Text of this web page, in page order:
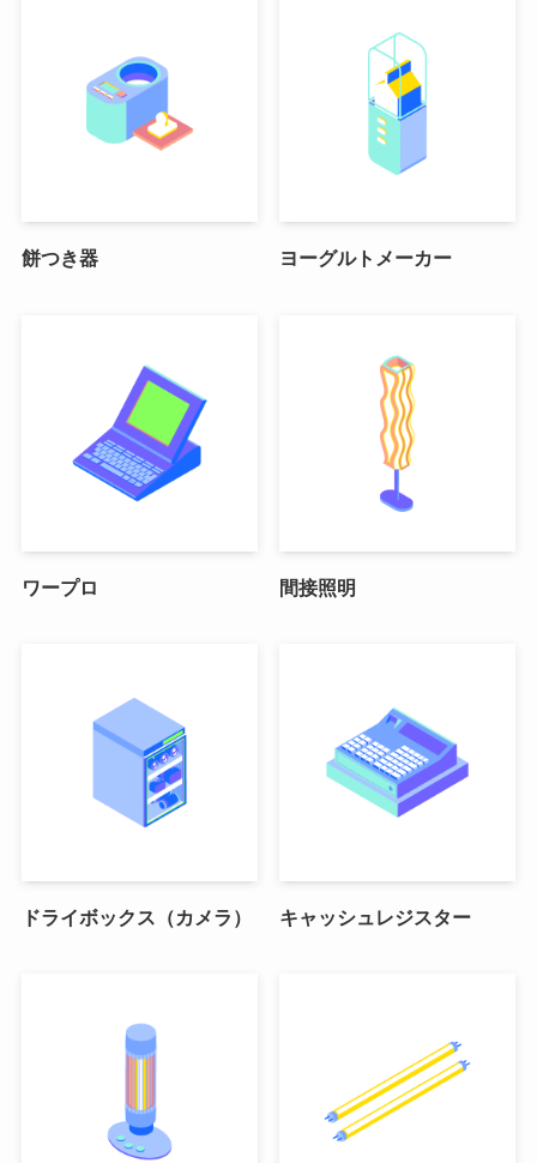
餅つき器 ヨーグルトメーカー
ワープロ 間接照明
ドライボックス（カメラ） キャッシュレジスター